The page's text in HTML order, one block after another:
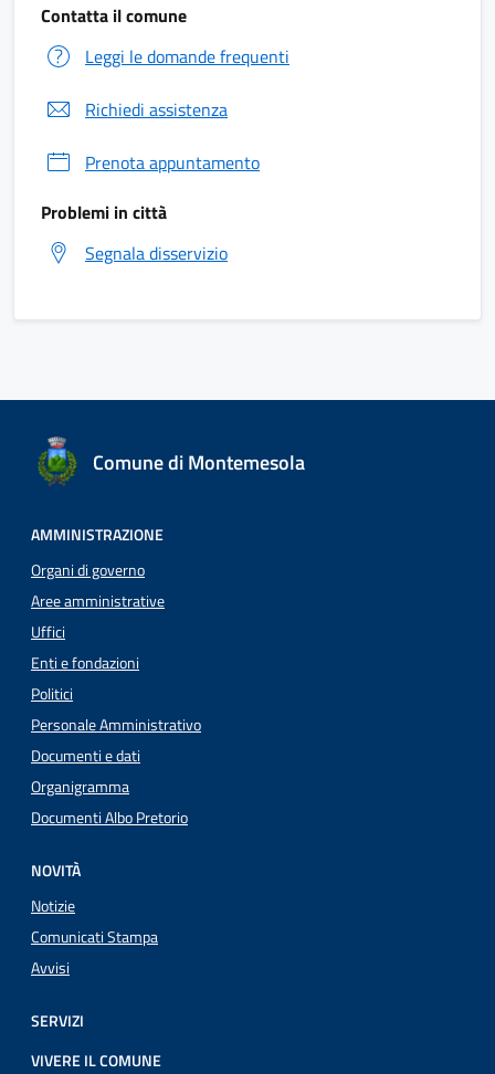
Contatta il comune
Leggi le domande frequenti
Richiedi assistenza
Prenota appuntamento
Problemi in città
Segnala disservizio
Comune di Montemesola
AMMINISTRAZIONE
Organi di governo
Aree amministrative
Uffici
Enti e fondazioni
Politici
Personale Amministrativo
Documenti e dati
Organigramma
Documenti Albo Pretorio
NOVITÀ
Notizie
Comunicati Stampa
Avvisi
SERVIZI
VIVERE IL COMUNE